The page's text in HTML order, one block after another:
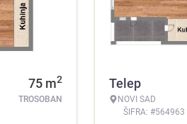
75 m2
TROSOBAN
Telep
NOVI SAD
ŠIFRA: #564963